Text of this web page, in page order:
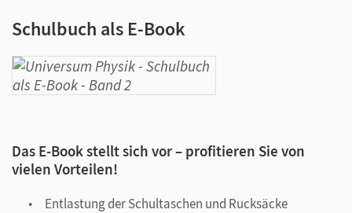
Schulbuch als E-Book
Das E-Book stellt sich vor – profitieren Sie von
vielen Vorteilen!
Entlastung der Schultaschen und Rucksäcke